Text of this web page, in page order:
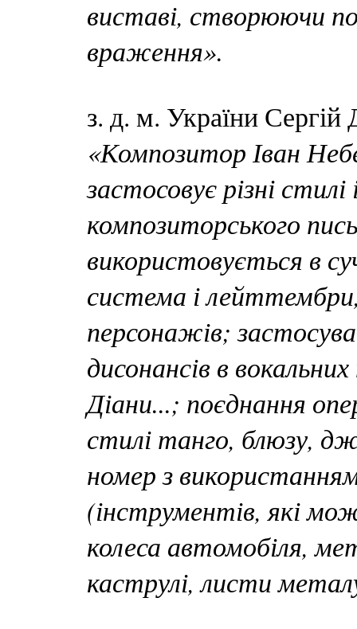
виставі, створюючи
враження».
з. д. м. України
«Композитор Іван
застосовує різні
композиторського
використовується в
система і
персонажів;
дисонансів в
Діани...; поєднання
стилі танго, блюзу,
номер з
(інструментів, які
колеса автомобіля,
каструлі, листи